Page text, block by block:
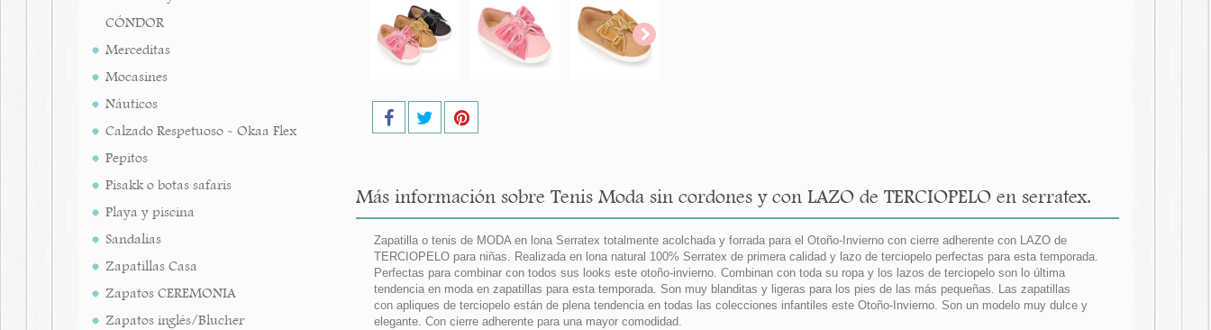
CÓNDOR
Merceditas
Mocasines
Náuticos
Calzado Respetuoso - Okaa Flex
Pepitos
Pisakk o botas safaris
Playa y piscina
Sandalias
Zapatillas Casa
Zapatos CEREMONIA
Zapatos inglés/Blucher
Más información sobre Tenis Moda sin cordones y con LAZO de TERCIOPELO en serratex.
Zapatilla o tenis de MODA en lona Serratex totalmente acolchada y forrada para el Otoño-Invierno con cierre adherente con LAZO de
TERCIOPELO para niñas. Realizada en lona natural 100% Serratex de primera calidad y lazo de terciopelo perfectas para esta temporada.
Perfectas para combinar con todos sus looks este otoño-invierno. Combinan con toda su ropa y los lazos de terciopelo son lo última
tendencia en moda en zapatillas para esta temporada. Son muy blanditas y ligeras para los pies de las más pequeñas. Las zapatillas
con apliques de terciopelo están de plena tendencia en todas las colecciones infantiles este Otoño-Invierno. Son un modelo muy dulce y
elegante. Con cierre adherente para una mayor comodidad.